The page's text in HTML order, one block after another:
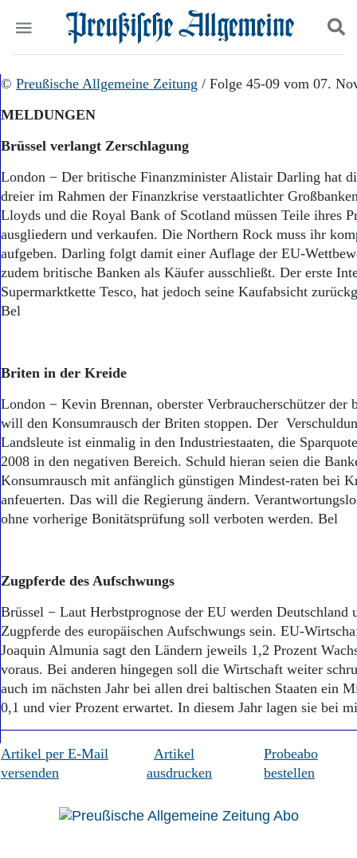
Abonnenten-Login
Abo Prämien
Archiv
Mediadaten
Politik
Gesellschaft
Leben
Geschichte
Ostpreußen
Pommern
Berlin-Brandenburg
Schlesien
Danzig und Westpreußen
Bücher
Kontakt
Impressum
Datenschutz
Suchen und finden
© Preußische Allgemeine Zeitung / Folge 45-09 vom 07.
MELDUNGEN
Brüssel verlangt Zerschlagung
London − Der britische Finanzminister Alistair Darling hat
dreier im Rahmen der Finanzkrise verstaatlichter
Lloyds und die Royal Bank of Scotland müssen Teile ihres
ausgliedern und verkaufen. Die Northern Rock muss ihr
aufgeben. Darling folgt damit einer Auflage der EU-
zudem britische Banken als Käufer ausschließt. Der erste
Supermarktkette Tesco, hat jedoch seine Kaufabsicht
Bel
Briten in der Kreide
London − Kevin Brennan, oberster Verbraucherschützer der
will den Konsumrausch der Briten stoppen. Der
Landsleute ist einmalig in den Industriestaaten, die
2008 in den negativen Bereich. Schuld hieran seien die
Konsumrausch mit anfänglich günstigen Mindest-raten bei
anfeuerten. Das will die Regierung ändern.
ohne vorherige Bonitätsprüfung soll verboten werden. Bel
Zugpferde des Aufschwungs
Brüssel − Laut Herbstprognose der EU werden Deutschland
Zugpferde des europäischen Aufschwungs sein. EU-
Joaquin Almunia sagt den Ländern jeweils 1,2 Prozent
voraus. Bei anderen hingegen soll die Wirtschaft weiter
auch im nächsten Jahr bei allen drei baltischen Staaten ein
0,1 und vier Prozent erwartet. In diesem Jahr lagen sie bei
Artikel per E-Mail
versenden
Artikel
ausdrucken
Probeabo
bestellen